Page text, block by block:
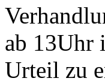
ab 13Uhr
Urteil zu